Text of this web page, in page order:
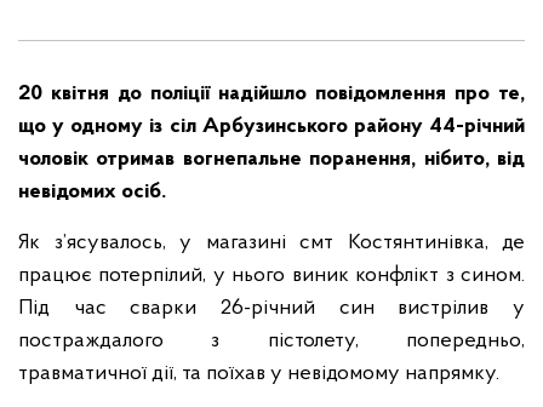
20 квітня до поліції надійшло повідомлення про те,
що у одному із сіл Арбузинського району 44-річний
чоловік отримав вогнепальне поранення, нібито, від
невідомих осіб.
Як з’ясувалось, у магазині смт Костянтинівка, де
працює потерпілий, у нього виник конфлікт з сином.
Під час сварки 26-річний син вистрілив у
постраждалого з пістолету, попередньо,
травматичної дії, та поїхав у невідомому напрямку.